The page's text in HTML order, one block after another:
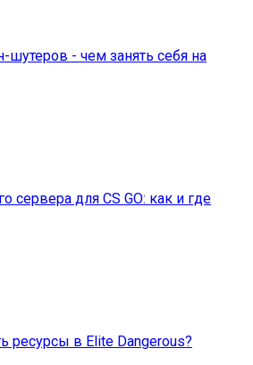
шутеров - чем занять себя на
сервера для CS GO: как и где
ресурсы в Elite Dangerous?